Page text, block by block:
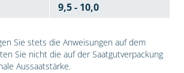
9,5 - 10,0
Sie stets die Anweisungen auf dem
Sie nicht die auf der Saatgutverpackung
Aussaatstärke.